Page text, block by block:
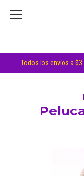
Todos los envíos a